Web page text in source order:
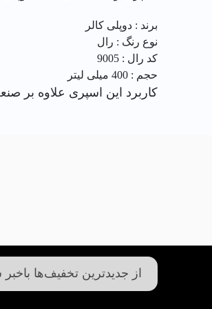
برند : دوپلی کالر
نوع رنگ : رال
کد رال : 9005
حجم : 400 میلی لیتر
کاربرد این اسپری علاوه بر